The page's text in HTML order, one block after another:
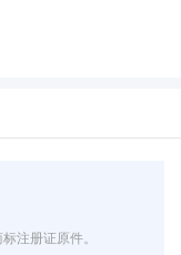
注册证原件。